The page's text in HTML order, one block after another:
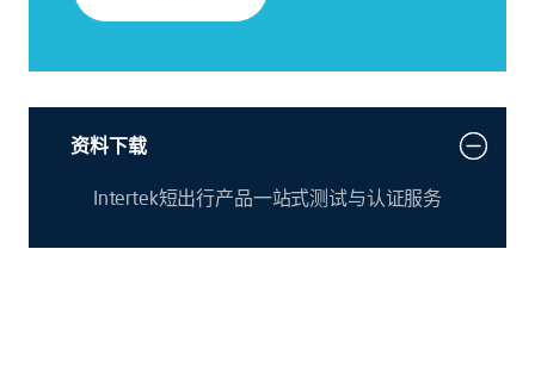
资料下载
Intertek短出行产品一站式测试与认证服务